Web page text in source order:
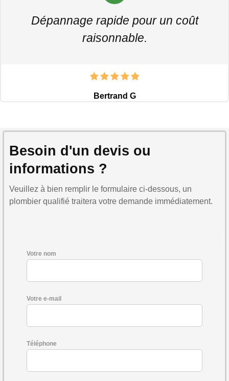
Dépannage rapide pour un coût
raisonnable.
Bertrand G
Besoin d'un devis ou
informations ?
Veuillez à bien remplir le formulaire ci-dessous, un
plombier qualifié traitera votre demande immédiatement.
Votre nom
Votre e-mail
Téléphone